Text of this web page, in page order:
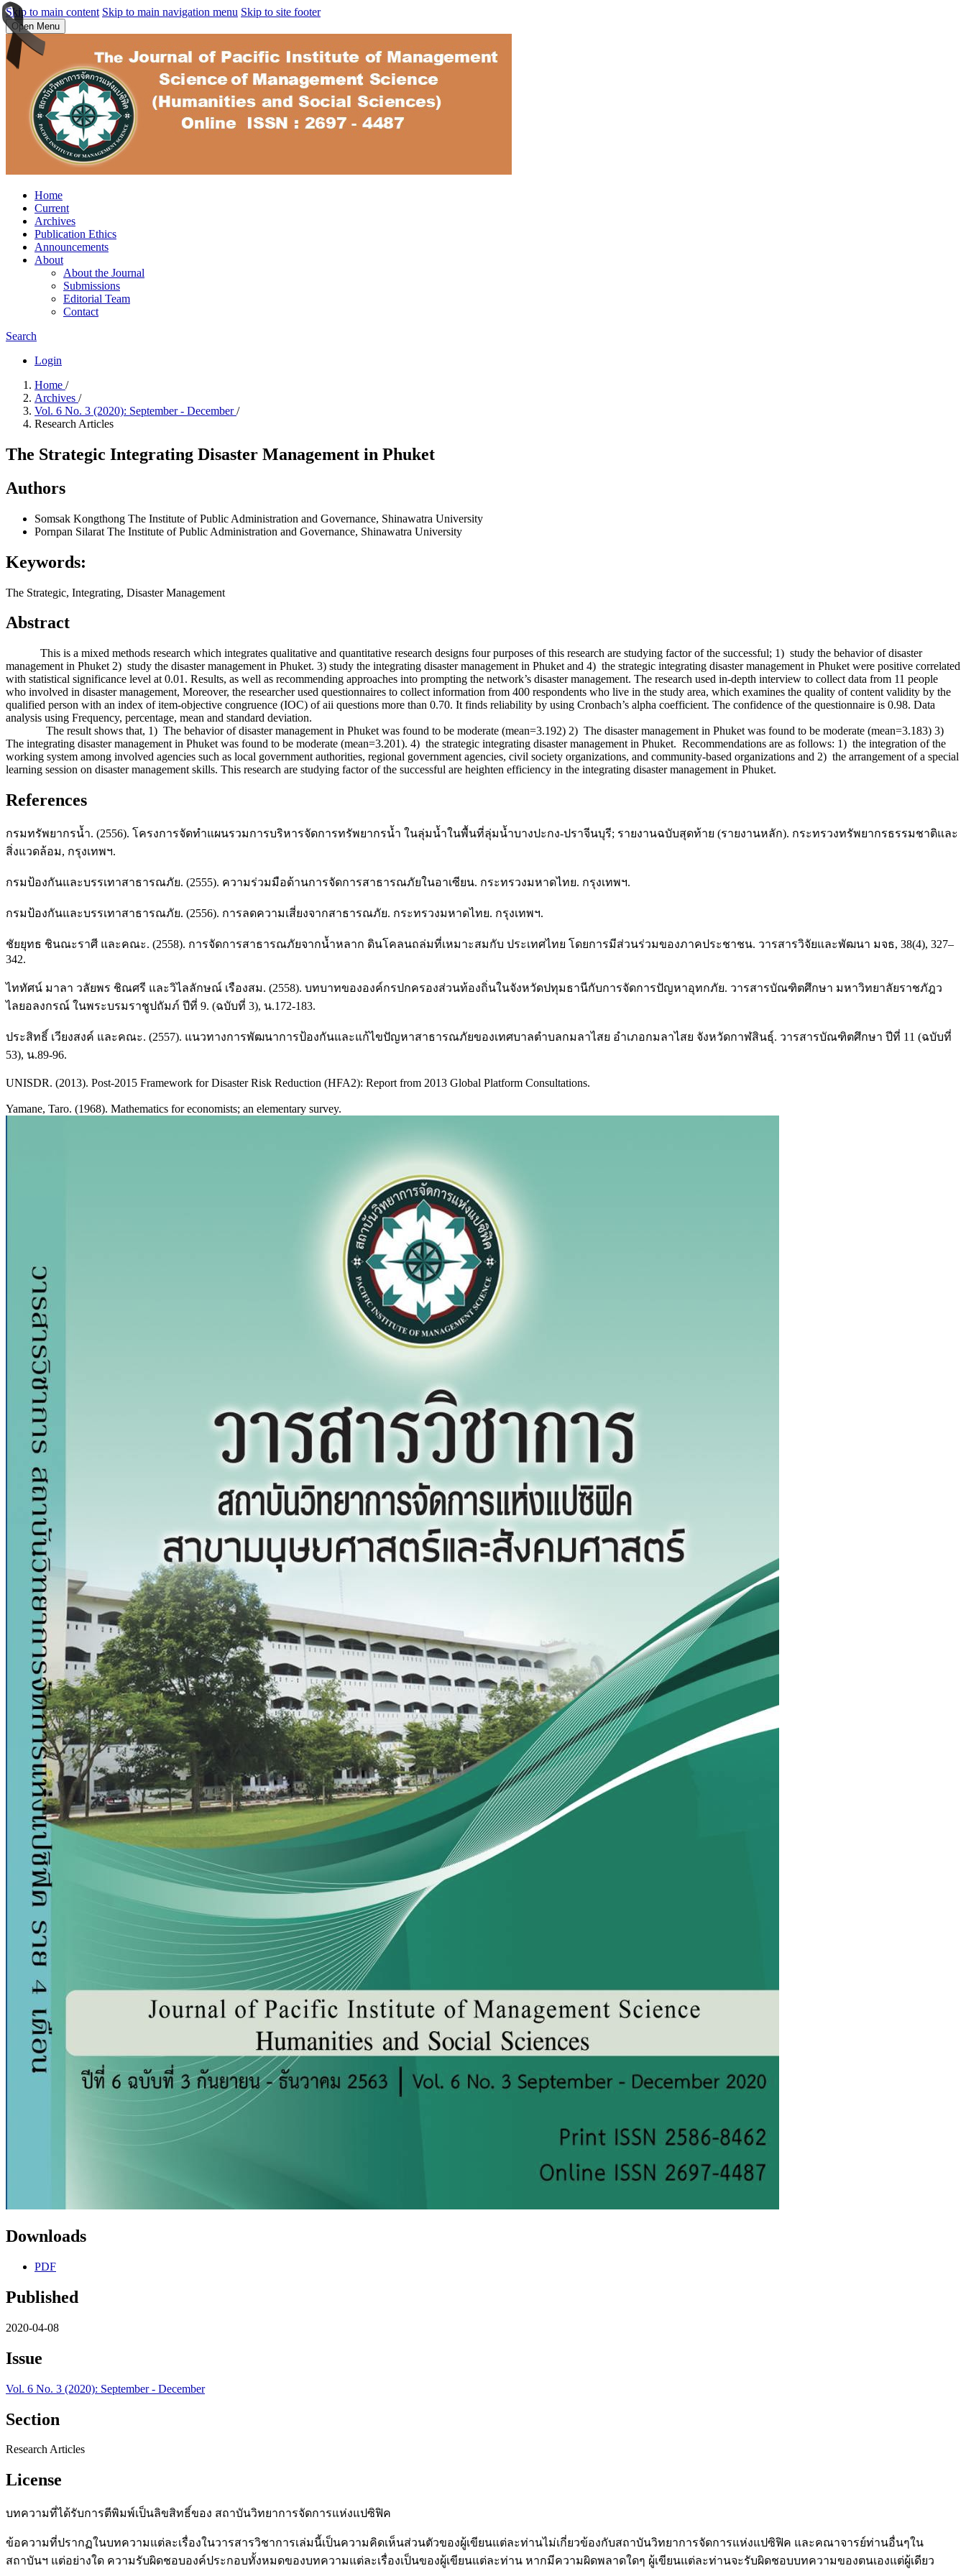
Skip to main content Skip to main navigation menu Skip to site footer
Open Menu
Home
Current
Archives
Publication Ethics
Announcements
About
About the Journal
Submissions
Editorial Team
Contact
Search
Login
Home /
Archives /
Vol. 6 No. 3 (2020): September - December/
Research Articles
The Strategic Integrating Disaster Management in Phuket
Authors
Somsak Kongthong The Institute of Public Administration and Governance, Shinawatra University
Pornpan Silarat The Institute of Public Administration and Governance, Shinawatra University
Keywords:
The Strategic, Integrating, Disaster Management
Abstract
This is a mixed methods research which integrates qualitative and quantitative research designs four purposes of this research are studying factor of the successful; 1) study the behavior of disaster
management in Phuket 2) study the disaster management in Phuket. 3) study the integrating disaster management in Phuket and 4) the strategic integrating disaster management in Phuket were positive correlated
with statistical significance level at 0.01. Results, as well as recommending approaches into prompting the network’s disaster management. The research used in-depth interview to collect data from 11 people
who involved in disaster management, Moreover, the researcher used questionnaires to collect information from 400 respondents who live in the study area, which examines the quality of content validity by the
qualified person with an index of item-objective congruence (IOC) of aii questions more than 0.70. It finds reliability by using Cronbach’s alpha coefficient. The confidence of the questionnaire is 0.98. Data
analysis using Frequency, percentage, mean and standard deviation.
The result shows that, 1) The behavior of disaster management in Phuket was found to be moderate (mean=3.192) 2) The disaster management in Phuket was found to be moderate (mean=3.183) 3)
The integrating disaster management in Phuket was found to be moderate (mean=3.201). 4) the strategic integrating disaster management in Phuket. Recommendations are as follows: 1) the integration of the
working system among involved agencies such as local government authorities, regional government agencies, civil society organizations, and community-based organizations and 2) the arrangement of a special
learning session on disaster management skills. This research are studying factor of the successful are heighten efficiency in the integrating disaster management in Phuket.
References
กรมทรัพยากรน้ำ. (2556). โครงการจัดทำแผนรวมการบริหารจัดการทรัพยากรน้ำ ในลุ่มน้ำในพื้นที่ลุ่มน้ำบางปะกง-ปราจีนบุรี; รายงานฉบับสุดท้าย (รายงานหลัก). กระทรวงทรัพยากรธรรมชาติและ
สิ่งแวดล้อม, กรุงเทพฯ.
กรมป้องกันและบรรเทาสาธารณภัย. (2555). ความร่วมมือด้านการจัดการสาธารณภัยในอาเซียน. กระทรวงมหาดไทย. กรุงเทพฯ.
กรมป้องกันและบรรเทาสาธารณภัย. (2556). การลดความเสี่ยงจากสาธารณภัย. กระทรวงมหาดไทย. กรุงเทพฯ.
ชัยยุทธ ชินณะราศี และคณะ. (2558). การจัดการสาธารณภัยจากน้ำหลาก ดินโคลนถล่มที่เหมาะสมกับ ประเทศไทย โดยการมีส่วนร่วมของภาคประชาชน. วารสารวิจัยและพัฒนา มจธ, 38(4), 327–
342.
ไททัศน์ มาลา วลัยพร ชิณศรี และวิไลลักษณ์ เรืองสม. (2558). บทบาทขององค์กรปกครองส่วนท้องถิ่นในจังหวัดปทุมธานีกับการจัดการปัญหาอุทกภัย. วารสารบัณฑิตศึกษา มหาวิทยาลัยราชภัฎว
ไลยอลงกรณ์ ในพระบรมราชูปถัมภ์ ปีที่ 9. (ฉบับที่ 3), น.172-183.
ประสิทธิ์ เวียงสงค์ และคณะ. (2557). แนวทางการพัฒนาการป้องกันและแก้ไขปัญหาสาธารณภัยของเทศบาลตําบลกมลาไสย อําเภอกมลาไสย จังหวัดกาฬสินธุ์. วารสารบัณฑิตศึกษา ปีที่ 11 (ฉบับที่
53), น.89-96.
UNISDR. (2013). Post-2015 Framework for Disaster Risk Reduction (HFA2): Report from 2013 Global Platform Consultations.
Yamane, Taro. (1968). Mathematics for economists; an elementary survey.
Downloads
PDF
Published
2020-04-08
Issue
Vol. 6 No. 3 (2020): September - December
Section
Research Articles
License
บทความที่ได้รับการตีพิมพ์เป็นลิขสิทธิ์ของ สถาบันวิทยาการจัดการแห่งแปซิฟิค
ข้อความที่ปรากฏในบทความแต่ละเรื่องในวารสารวิชาการเล่มนี้เป็นความคิดเห็นส่วนตัวของผู้เขียนแต่ละท่านไม่เกี่ยวข้องกับสถาบันวิทยาการจัดการแห่งแปซิฟิค และคณาจารย์ท่านอื่นๆใน
สถาบันฯ แต่อย่างใด ความรับผิดชอบองค์ประกอบทั้งหมดของบทความแต่ละเรื่องเป็นของผู้เขียนแต่ละท่าน หากมีความผิดพลาดใดๆ ผู้เขียนแต่ละท่านจะรับผิดชอบบทความของตนเองแต่ผู้เดียว